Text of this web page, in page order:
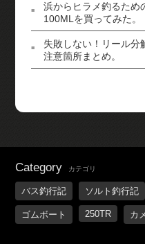
浜からヒラメ釣るため
100MLを買ってみた。
失敗しない！リール分
注意箇所まとめ。
Category カテゴリ
バス釣行記 ソルト釣行記
ゴムボート 250TR カ